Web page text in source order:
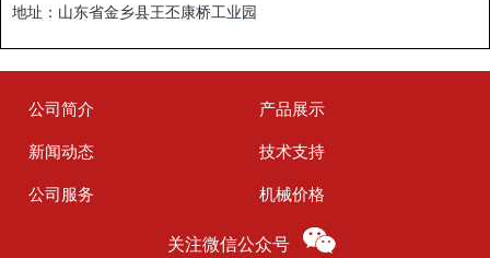
地址：山东省金乡县王丕康桥工业园
公司简介
产品展示
新闻动态
技术支持
公司服务
机械价格
关注微信公众号